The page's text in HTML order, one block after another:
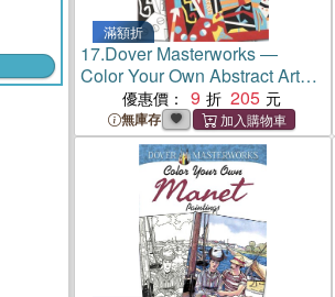
滿額折
17.Dover Masterworks ―
Color Your Own Abstract Art
Paintings
優惠價： 9 205
無庫存